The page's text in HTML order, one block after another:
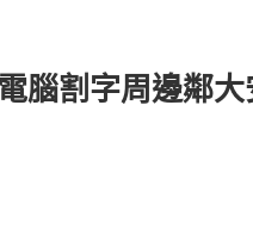
腦割字周邊鄰